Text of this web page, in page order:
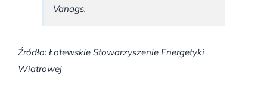
Vanags.
Źródło: Łotewskie Stowarzyszenie Energetyki
Wiatrowej